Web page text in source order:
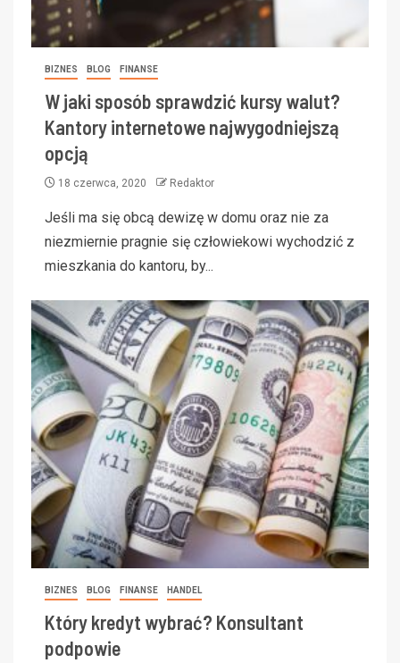
BIZNES BLOG FINANSE
W jaki sposób sprawdzić kursy walut?
Kantory internetowe najwygodniejszą
opcją
18 czerwca, 2020 Redaktor
Jeśli ma się obcą dewizę w domu oraz nie za
niezmiernie pragnie się człowiekowi wychodzić z
mieszkania do kantoru, by...
BIZNES BLOG FINANSE HANDEL
Który kredyt wybrać? Konsultant
podpowie